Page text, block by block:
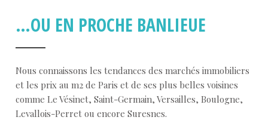
…OU EN PROCHE BANLIEUE
Nous connaissons les tendances des marchés immobiliers
et les prix au m2 de Paris et de ses plus belles voisines
comme Le Vésinet, Saint-Germain, Versailles, Boulogne,
Levallois-Perret ou encore Suresnes.